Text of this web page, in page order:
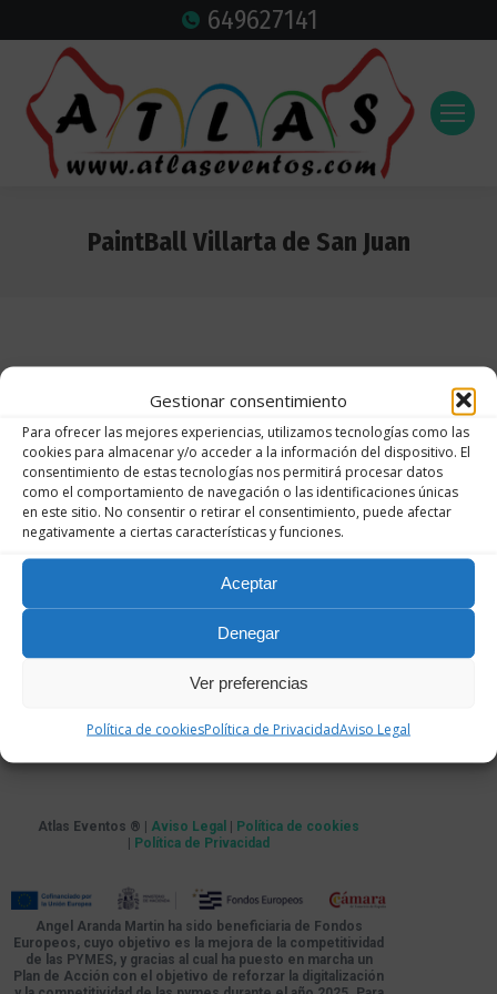
Gestionar consentimiento
Para ofrecer las mejores experiencias, utilizamos tecnologías como las
cookies para almacenar y/o acceder a la información del dispositivo. El
consentimiento de estas tecnologías nos permitirá procesar datos
como el comportamiento de navegación o las identificaciones únicas
en este sitio. No consentir o retirar el consentimiento, puede afectar
negativamente a ciertas características y funciones.
Aceptar
Denegar
Ver preferencias
Política de cookiesPolítica de PrivacidadAviso Legal
649627141
PaintBall Villarta de San Juan
Atlas Eventos ® | Aviso Legal | Política de cookies
| Política de Privacidad
Angel Aranda Martin ha sido beneficiaria de Fondos
Europeos, cuyo objetivo es la mejora de la competitividad
de las PYMES, y gracias al cual ha puesto en marcha un
Plan de Acción con el objetivo de reforzar la digitalización